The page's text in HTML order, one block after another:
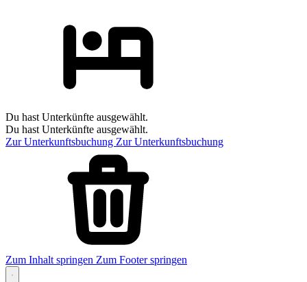
Du hast Unterkünfte ausgewählt.
Du hast Unterkünfte ausgewählt.
Zur Unterkunftsbuchung Zur Unterkunftsbuchung
Zum Inhalt springen Zum Footer springen